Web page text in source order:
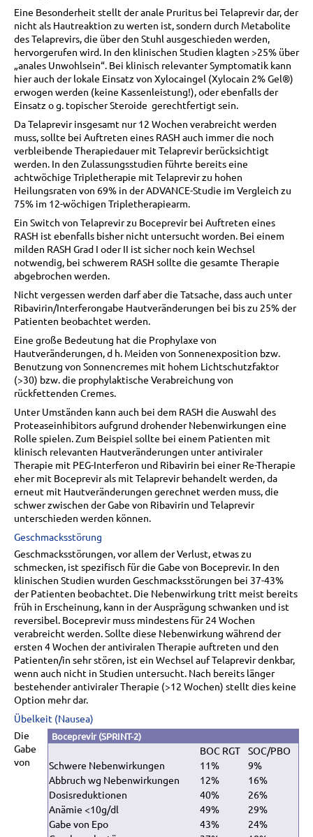
Eine Besonderheit stellt der anale Pruritus bei Telaprevir dar, der
nicht als Hautreaktion zu werten ist, sondern durch Metabolite
des Telaprevirs, die über den Stuhl ausgeschieden werden,
hervorgerufen wird. In den klinischen Studien klagten >25% über
„anales Unwohlsein“. Bei klinisch relevanter Symptomatik kann
hier auch der lokale Einsatz von Xylocaingel (Xylocain 2% Gel®)
erwogen werden (keine Kassenleistung!), oder ebenfalls der
Einsatz o g. topischer Steroide gerechtfertigt sein.
Da Telaprevir insgesamt nur 12 Wochen verabreicht werden
muss, sollte bei Auftreten eines RASH auch immer die noch
verbleibende Therapiedauer mit Telaprevir berücksichtigt
werden. In den Zulassungsstudien führte bereits eine
achtwöchige Tripletherapie mit Telaprevir zu hohen
Heilungsraten von 69% in der ADVANCE-Studie im Vergleich zu
75% im 12-wöchigen Tripletherapiearm.
Ein Switch von Telaprevir zu Boceprevir bei Auftreten eines
RASH ist ebenfalls bisher nicht untersucht worden. Bei einem
milden RASH Grad I oder II ist sicher noch kein Wechsel
notwendig, bei schwerem RASH sollte die gesamte Therapie
abgebrochen werden.
Nicht vergessen werden darf aber die Tatsache, dass auch unter
Ribavirin/Interferongabe Hautveränderungen bei bis zu 25% der
Patienten beobachtet werden.
Eine große Bedeutung hat die Prophylaxe von
Hautveränderungen, d h. Meiden von Sonnenexposition bzw.
Benutzung von Sonnencremes mit hohem Lichtschutzfaktor
(>30) bzw. die prophylaktische Verabreichung von
rückfettenden Cremes.
Unter Umständen kann auch bei dem RASH die Auswahl des
Proteaseinhibitors aufgrund drohender Nebenwirkungen eine
Rolle spielen. Zum Beispiel sollte bei einem Patienten mit
klinisch relevanten Hautveränderungen unter antiviraler
Therapie mit PEG-Interferon und Ribavirin bei einer Re-Therapie
eher mit Boceprevir als mit Telaprevir behandelt werden, da
erneut mit Hautveränderungen gerechnet werden muss, die
schwer zwischen der Gabe von Ribavirin und Telaprevir
unterschieden werden können.
Geschmacksstörung
Geschmacksstörungen, vor allem der Verlust, etwas zu
schmecken, ist spezifisch für die Gabe von Boceprevir. In den
klinischen Studien wurden Geschmacksstörungen bei 37-43%
der Patienten beobachtet. Die Nebenwirkung tritt meist bereits
früh in Erscheinung, kann in der Ausprägung schwanken und ist
reversibel. Boceprevir muss mindestens für 24 Wochen
verabreicht werden. Sollte diese Nebenwirkung während der
ersten 4 Wochen der antiviralen Therapie auftreten und den
Patienten/in sehr stören, ist ein Wechsel auf Telaprevir denkbar,
wenn auch nicht in Studien untersucht. Nach bereits länger
bestehender antiviraler Therapie (>12 Wochen) stellt dies keine
Option mehr dar.
Übelkeit (Nausea)
Boceprevir (SPRINT-2)
BOC RGT
SOC/PBO
Schwere Nebenwirkungen
11%
9%
Abbruch wg Nebenwirkungen
12%
16%
Dosisreduktionen
40%
26%
Anämie <10g/dl
49%
29%
Gabe von Epo
43%
24%
Die
Gabe
von